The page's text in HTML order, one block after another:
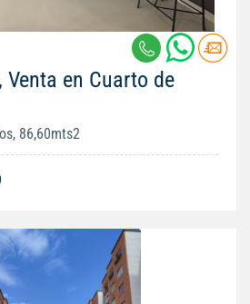
en Cuarto de
86,60mts2